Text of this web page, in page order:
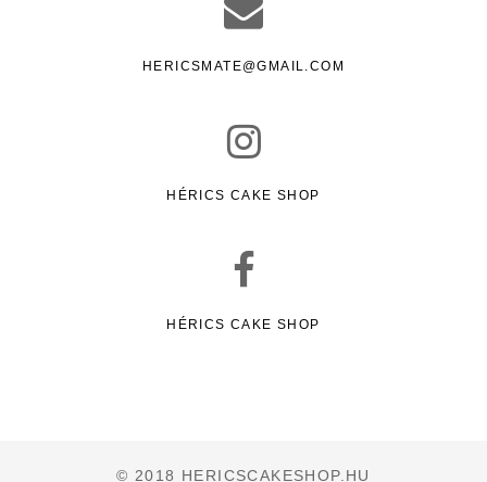
HERICSMATE@GMAIL.COM
HÉRICS CAKE SHOP
HÉRICS CAKE SHOP
© 2018 HERICSCAKESHOP.HU